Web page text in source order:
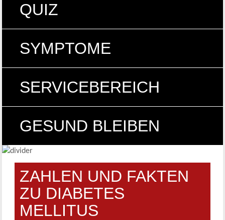
QUIZ
SYMPTOME
SERVICEBEREICH
GESUND BLEIBEN
ZAHLEN UND FAKTEN
ZU DIABETES
MELLITUS